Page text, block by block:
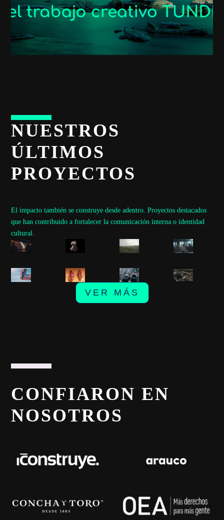
NUESTROS
ÚLTIMOS
PROYECTOS
El impacto también se construye desde adentro. Proyectos destacados
que han contribuido a fortalecer la comunicación interna o identidad
cultural.
VER MÁS
CONFIARON EN
NOSOTROS